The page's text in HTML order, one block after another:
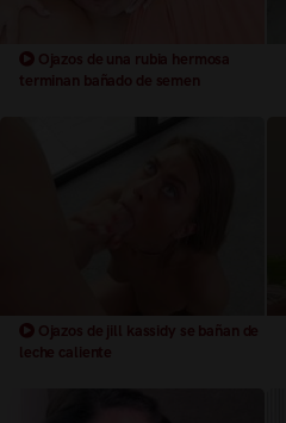
Ojazos de una rubia hermosa
terminan bañado de semen
Ojazos de jill kassidy se bañan de
leche caliente